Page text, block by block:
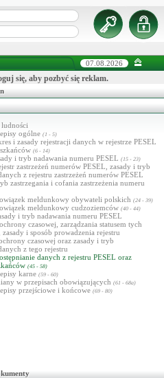
07.08.2026
się, aby pozbyć się reklam.
ogólne (1 - 5)
i zasady rejestracji danych w rejestrze PESEL
(6 - 14)
i tryb nadawania numeru PESEL (15 - 23)
zastrzeżeń numerów PESEL, zasady i tryb
z rejestru zastrzeżeń numerów PESEL
zastrzegania i cofania zastrzeżenia numeru
meldunkowy obywateli polskich (24 - 39)
meldunkowy cudzoziemców (40 - 44)
i tryb nadawania numeru PESEL
czasowej, zarządzania statusem tych
i sposób prowadzenia rejestru
czasowej oraz zasady i tryb
z tego rejestru
danych z rejestru PESEL oraz
(45 - 58)
karne (59 - 60)
w przepisach obowiązujących (61 - 68a)
przejściowe i końcowe (69 - 80)